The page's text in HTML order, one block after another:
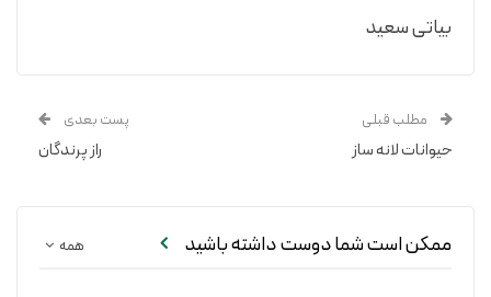
بیاتی سعید
مطلب قبلی
حیوانات لانه ساز
پست بعدی
راز پرندگان
همه ممکن است شما دوست داشته باشید